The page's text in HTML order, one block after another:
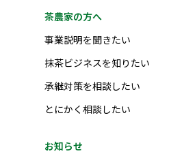
茶農家の方へ
事業説明を聞きたい
抹茶ビジネスを知りたい
承継対策を相談したい
とにかく相談したい
お知らせ